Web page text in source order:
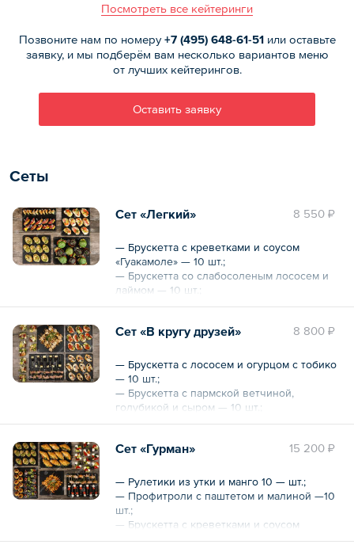
Посмотреть все кейтеринги
Позвоните нам по номеру+7 (495) 648-61-51или оставьте
заявку, и мы подберём вам несколько вариантов меню
от лучших кейтерингов.
Оставить заявку
Сеты
8 550 ₽
Сет «Легкий»
— Брускетта с креветками и соусом
«Гуакамоле» — 10 шт.;
— Брускетта со слабосоленым лососем и
лаймом — 10 шт.;
— Канапе с апельсином и салями — 10 шт.;
— Мини-бургер с куриной котлетой — 10
Общий вес – 2050 г
8 800 ₽
Сет «В кругу друзей»
— Брускетта с лососем и огурцом с тобико
— 10 шт.;
— Брускетта с пармской ветчиной,
голубикой и сыром — 10 шт.;
— Канапе с Дор блю и виноградом — 10
— Канапе с пармой и голубикой — 10 шт.;
моцареллой и миндалем — 10 шт.;
— Мини-шашлычок из курицы с грибами —
10 шт.
15 200 ₽
Сет «Гурман»
— Рулетики из утки и манго 10 — шт.;
— Профитроли с паштетом и малиной —10
шт.;
— Брускетта с креветками и соусом
«Гуакамоле» — 10 шт.;